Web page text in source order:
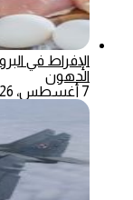
الإفراط في
الدهون
7 أغسطس، 2026